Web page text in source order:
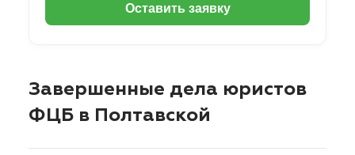
Оставить заявку
Завершенные дела юристов
ФЦБ в Полтавской